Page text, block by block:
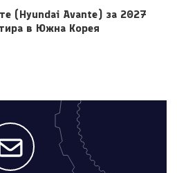
(Hyundai Avante) за 2027
в Южна Корея